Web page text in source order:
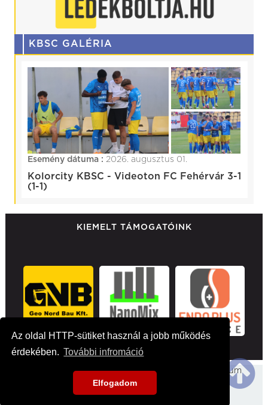
Az oldal HTTP-sütiket használ a jobb működés
érdekében. További infromáció
Elfogadom
KBSC GALÉRIA
Esemény dátuma : 2026. augusztus 01.
Kolorcity KBSC - Videoton FC Fehérvár 3-1
(1-1)
KIEMELT TÁMOGATÓINK
Főoldal Hirek Médiaajánlat
Impresszum
Kapcsolat